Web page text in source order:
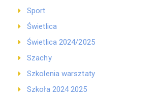
Sport
Świetlica
Świetlica 2024/2025
Szachy
Szkolenia warsztaty
Szkoła 2024 2025